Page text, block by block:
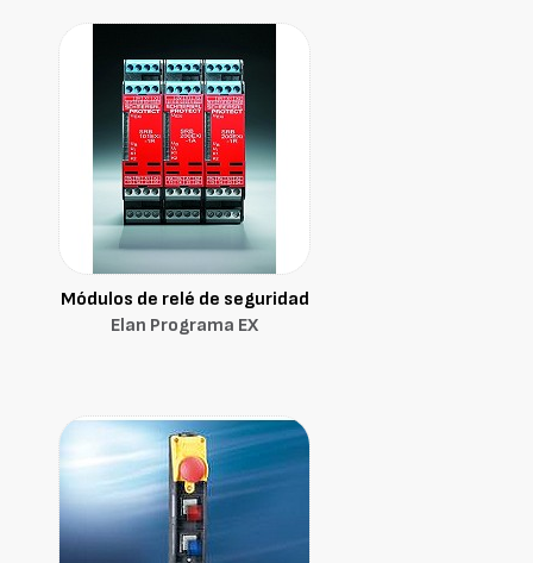
Módulos de relé de seguridad
Elan Programa EX